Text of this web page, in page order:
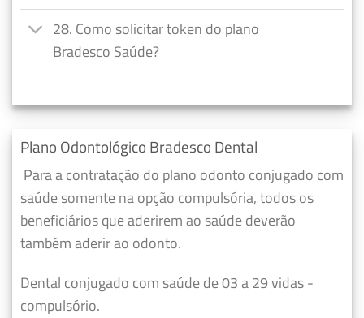
28. Como solicitar token do plano
Bradesco Saúde?
Plano Odontológico Bradesco Dental
Para a contratação do plano odonto conjugado com
saúde somente na opção compulsória, todos os
beneficiários que aderirem ao saúde deverão
também aderir ao odonto.
Dental conjugado com saúde de 03 a 29 vidas -
compulsório.